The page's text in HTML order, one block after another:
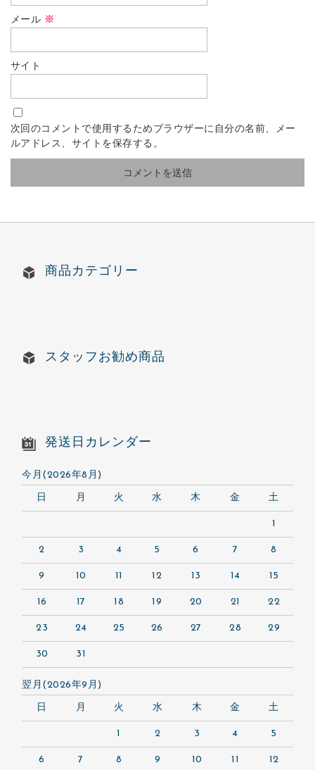
メール ※
サイト
次回のコメントで使用するためブラウザーに自分の名前、メー
ルアドレス、サイトを保存する。
商品カテゴリー
スタッフお勧め商品
発送日カレンダー
今月(2026年8月)
日 月 火 水 木 金 土
1
2 3 4 5 6 7 8
9 10 11 12 13 14 15
16 17 18 19 20 21 22
23 24 25 26 27 28 29
30 31
翌月(2026年9月)
日 月 火 水 木 金 土
1 2 3 4 5
6 7 8 9 10 11 12